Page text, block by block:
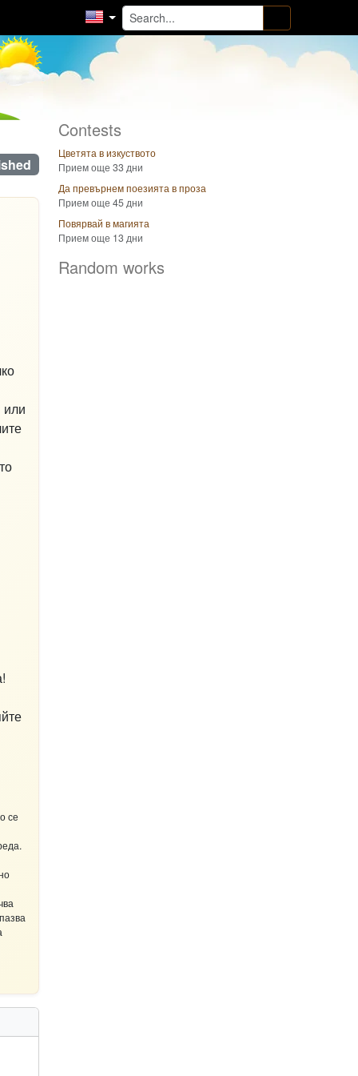
или
се
Contests
Цветята в изкуството
Прием още 33 дни
Да превърнем поезията в проза
Прием още 45 дни
Повярвай в магията
Прием още 13 дни
Random works